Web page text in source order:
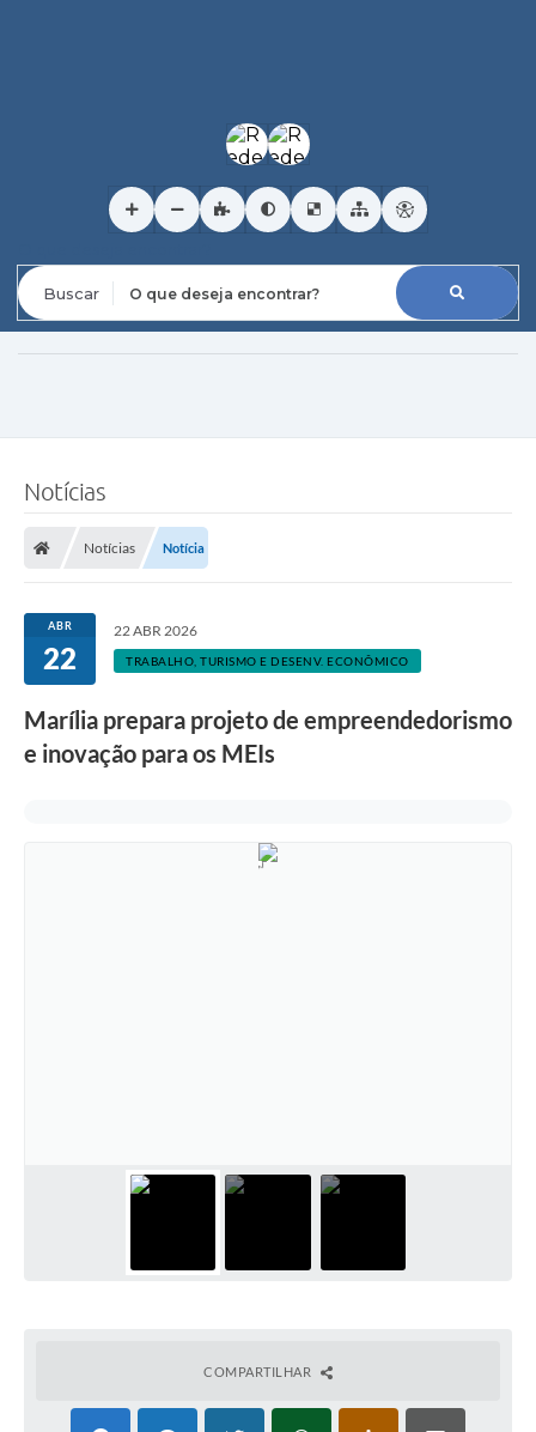
Notícias
Notícias Notícia
ABR
22
22 ABR 2026
TRABALHO, TURISMO E DESENV. ECONÔMICO
Marília prepara projeto de empreendedorismo
e inovação para os MEIs
COMPARTILHAR